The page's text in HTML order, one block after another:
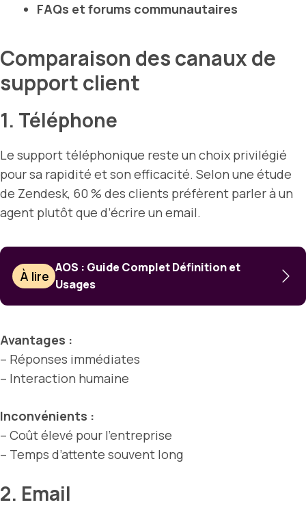
FAQs et forums communautaires
Comparaison des canaux de
support client
1. Téléphone
Le support téléphonique reste un choix privilégié
pour sa rapidité et son efficacité. Selon une étude
de Zendesk, 60 % des clients préfèrent parler à un
agent plutôt que d’écrire un email.
À lire
AOS : Guide Complet Définition et
Usages
Avantages :
– Réponses immédiates
– Interaction humaine
Inconvénients :
– Coût élevé pour l’entreprise
– Temps d’attente souvent long
2. Email